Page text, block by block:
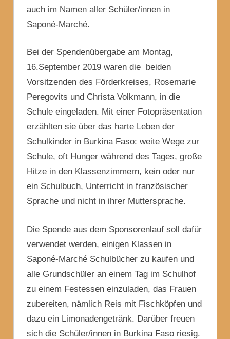
auch im Namen aller Schüler/innen in
Saponé-Marché.
Bei der Spendenübergabe am Montag,
16.September 2019 waren die beiden
Vorsitzenden des Förderkreises, Rosemarie
Peregovits und Christa Volkmann, in die
Schule eingeladen. Mit einer Fotopräsentation
erzählten sie über das harte Leben der
Schulkinder in Burkina Faso: weite Wege zur
Schule, oft Hunger während des Tages, große
Hitze in den Klassenzimmern, kein oder nur
ein Schulbuch, Unterricht in französischer
Sprache und nicht in ihrer Muttersprache.
Die Spende aus dem Sponsorenlauf soll dafür
verwendet werden, einigen Klassen in
Saponé-Marché Schulbücher zu kaufen und
alle Grundschüler an einem Tag im Schulhof
zu einem Festessen einzuladen, das Frauen
zubereiten, nämlich Reis mit Fischköpfen und
dazu ein Limonadengetränk. Darüber freuen
sich die Schüler/innen in Burkina Faso riesig.